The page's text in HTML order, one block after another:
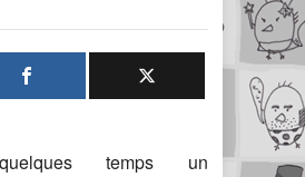
temps un